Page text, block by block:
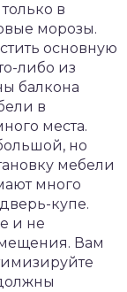
в
морозы.
основную
либо из
балкона
в
места.
но
мебели
много
купе.
и не
Вам